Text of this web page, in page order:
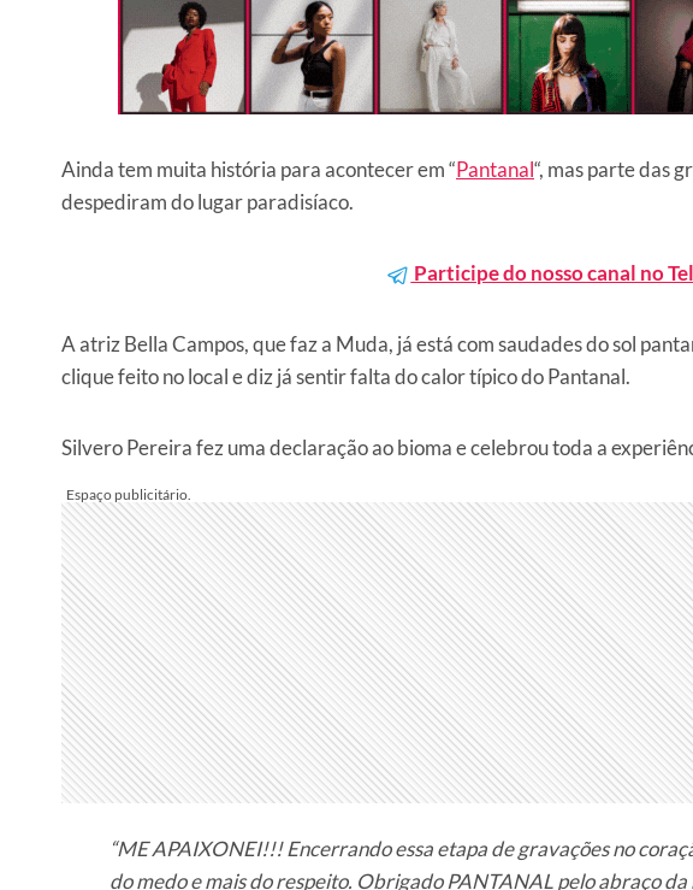
Ainda tem muita história para acontecer em “Pantanal“, mas parte das
despediram do lugar paradisíaco.
Participe do nosso canal no
A atriz Bella Campos, que faz a Muda, já está com saudades do sol
clique feito no local e diz já sentir falta do calor típico do Pantanal.
Silvero Pereira fez uma declaração ao bioma e celebrou toda a
“ME APAIXONEI!!! Encerrando essa etapa de gravações no
do medo e mais do respeito. Obrigado PANTANAL pelo abraço